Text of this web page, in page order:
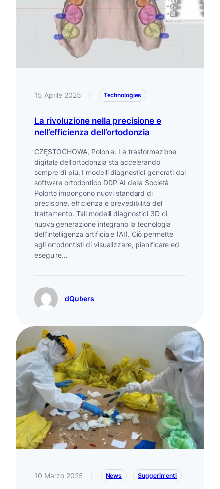
15 Aprile 2025 Technologies
La rivoluzione nella precisione e
nell’efficienza dell’ortodonzia
CZĘSTOCHOWA, Polonia: La trasformazione
digitale dell’ortodonzia sta accelerando
sempre di più. I modelli diagnostici generati dal
software ortodontico DDP AI della Società
Polorto impongono nuovi standard di
precisione, efficienza e prevedibilità del
trattamento. Tali modelli diagnostici 3D di
nuova generazione integrano la tecnologia
dell’intelligenza artificiale (AI). Ciò permette
agli ortodontisti di visualizzare, pianificare ed
eseguire…
dQubers
10 Marzo 2025 News Suggerimenti